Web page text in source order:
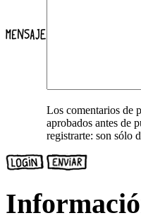
Los comentarios de
aprobados antes de
registrarte: son sólo